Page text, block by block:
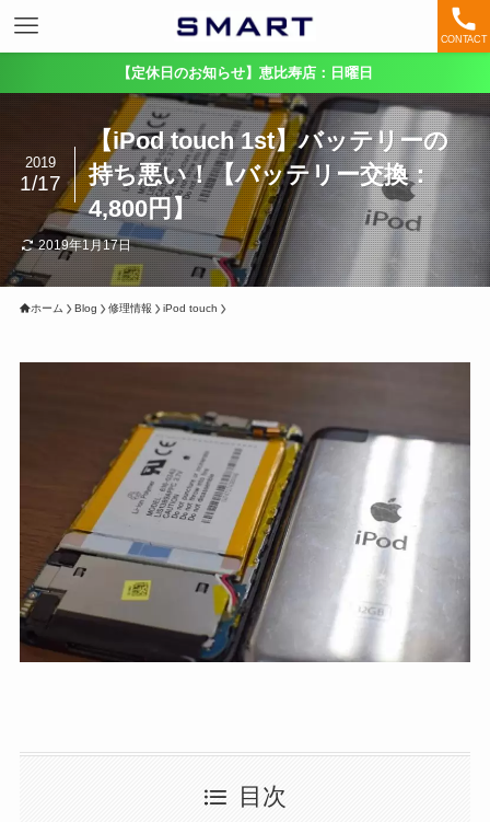
CONTACT
【定休日のお知らせ】恵比寿店：日曜日
【iPod touch 1st】バッテリーの
持ち悪い！【バッテリー交換：
4,800円】
2019
1/17
2019年1月17日
ホーム Blog 修理情報 iPod touch
目次